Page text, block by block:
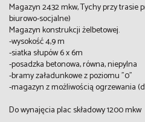
Magazyn 2432 mkw, Tychy przy trasie
biurowo-socjalne)
Magazyn konstrukcji żelbetowej.
-wysokość 4,9 m
-siatka słupów 6 x 6m
-posadzka betonowa, równa, niepylna
-bramy załadunkowe z poziomu "0"
-magazyn z możliwością ogrzewania
Do wynajęcia plac składowy 1200 mkw